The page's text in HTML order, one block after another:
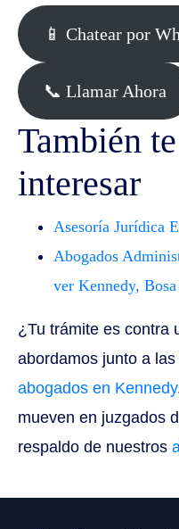
📱 Chatear por
📞 Llamar Ahora
También
interesar
Asesoría Jurídica
Abogados
ver Kennedy,
¿Tu trámite es contra
abordamos junto a
abogados en Kennedy
mueven en juzgados
respaldo de nuestros